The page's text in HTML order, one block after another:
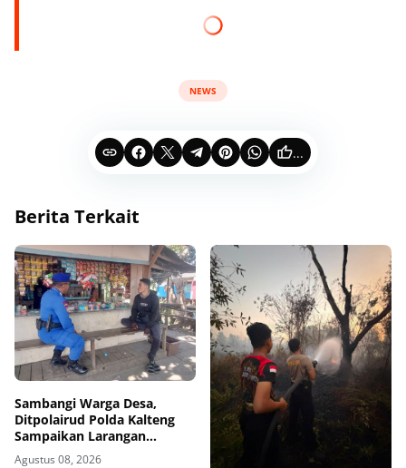
NEWS
...
Berita Terkait
Sambangi Warga Desa,
Ditpolairud Polda Kalteng
Sampaikan Larangan
Membakar Hutan dan Lahan
Agustus 08, 2026